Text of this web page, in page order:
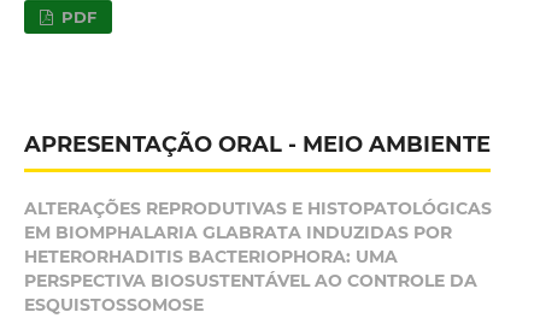
PDF
APRESENTAÇÃO ORAL - MEIO AMBIENTE
ALTERAÇÕES REPRODUTIVAS E HISTOPATOLÓGICAS
EM BIOMPHALARIA GLABRATA INDUZIDAS POR
HETERORHADITIS BACTERIOPHORA: UMA
PERSPECTIVA BIOSUSTENTÁVEL AO CONTROLE DA
ESQUISTOSSOMOSE